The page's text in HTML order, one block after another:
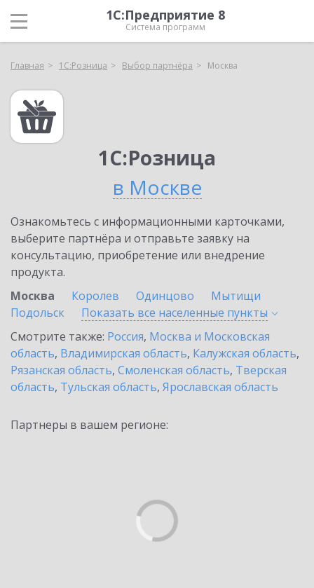
1С:Предприятие 8
Система программ
Главная 1С:Розница Выбор партнёра Москва
1С:Розница
в Москве
Ознакомьтесь с информационными карточками,
выберите партнёра и отправьте заявку на
консультацию, приобретение или внедрение
продукта.
Москва
Королев Одинцово
Мытищи
Подольск
Показать все населенные пункты
Смотрите также: Россия, Москва и Московская
область, Владимирская область, Калужская область,
Рязанская область, Смоленская область, Тверская
область, Тульская область, Ярославская область
Партнеры в вашем регионе: